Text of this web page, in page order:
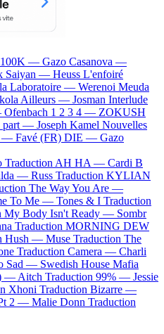
100K — Gazo Casanova —
Saiyan — Heuss L'enfoiré
Laboratoire — Werenoi Meuda
Ailleurs — Josman Interlude
Ofenbach 1 2 3 4 — ZOKUSH
part — Joseph Kamel Nouvelles
— Favé (FR) DIE — Gazo
Traduction AH HA — Cardi B
— Russ Traduction KYLIAN
The Way You Are —
To Me — Tones & I Traduction
My Body Isn't Ready — Sombr
Traduction MORNING DEW
Hush — Muse Traduction The
Traduction Camera — Charli
Sad — Swedish House Mafia
— Aitch Traduction 99% — Jessie
Xhoni Traduction Bizarre —
2 — Malie Donn Traduction